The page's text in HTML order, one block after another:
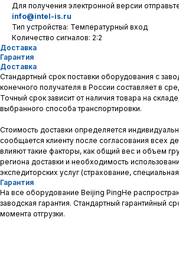
Для получения электронной версии
info@intel-is.ru
Тип устройства: Температурный вход
Количество сигналов: 2:2
Доставка
Гарантия
Доставка
Стандартный срок поставки оборудования с
конечного получателя в России составляет в
Точный срок зависит от наличия товара на
выбранного способа транспортировки.
Стоимость доставки определяется
сообщается клиенту после согласования всех
влияют такие факторы, как общий вес и объем
региона доставки и необходимость
экспедиторских услуг (страхование,
Гарантия
На все оборудование Beijing PingHe
заводская гарантия. Стандартный гарантийный
момента отгрузки.